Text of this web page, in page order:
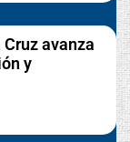
avanza
y